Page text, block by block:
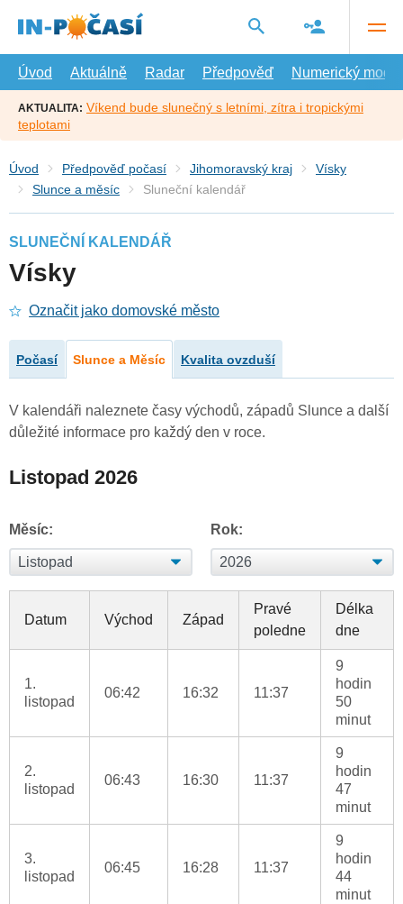
hlavní
Úvod
Aktuálně Radar Předpověď Numerický model
AKTUALITA: Víkend bude slunečný s letními, zítra i tropickými
teplotami
Úvod Předpověď počasí Jihomoravský kraj
Vísky
Slunce a měsíc
Sluneční kalendář
SLUNEČNÍ KALENDÁŘ
Vísky
Označit jako domovské město
Počasí Slunce a Měsíc Kvalita ovzduší
V kalendáři naleznete časy východů, západů Slunce a další
důležité informace pro každý den v roce.
Listopad 2026
Měsíc: Rok:
Datum Východ Západ
Pravé
poledne
Délka
dne
1.
listopad
06:42 16:32 11:37
9
hodin
50
minut
2.
listopad
06:43 16:30 11:37
9
hodin
47
minut
3.
listopad
06:45 16:28 11:37
9
hodin
44
minut